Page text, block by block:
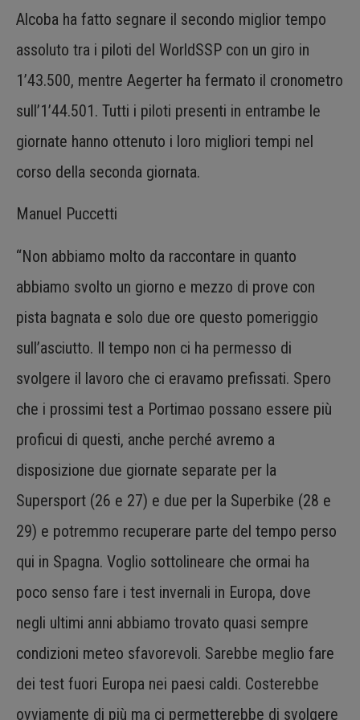
Alcoba ha fatto segnare il secondo miglior tempo
assoluto tra i piloti del WorldSSP con un giro in
1’43.500, mentre Aegerter ha fermato il cronometro
sull’1’44.501. Tutti i piloti presenti in entrambe le
giornate hanno ottenuto i loro migliori tempi nel
corso della seconda giornata.
Manuel Puccetti
“Non abbiamo molto da raccontare in quanto
abbiamo svolto un giorno e mezzo di prove con
pista bagnata e solo due ore questo pomeriggio
sull’asciutto. Il tempo non ci ha permesso di
svolgere il lavoro che ci eravamo prefissati. Spero
che i prossimi test a Portimao possano essere più
proficui di questi, anche perché avremo a
disposizione due giornate separate per la
Supersport (26 e 27) e due per la Superbike (28 e
29) e potremmo recuperare parte del tempo perso
qui in Spagna. Voglio sottolineare che ormai ha
poco senso fare i test invernali in Europa, dove
negli ultimi anni abbiamo trovato quasi sempre
condizioni meteo sfavorevoli. Sarebbe meglio fare
dei test fuori Europa nei paesi caldi. Costerebbe
ovviamente di più ma ci permetterebbe di svolgere